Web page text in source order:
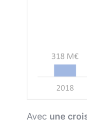
Avec une